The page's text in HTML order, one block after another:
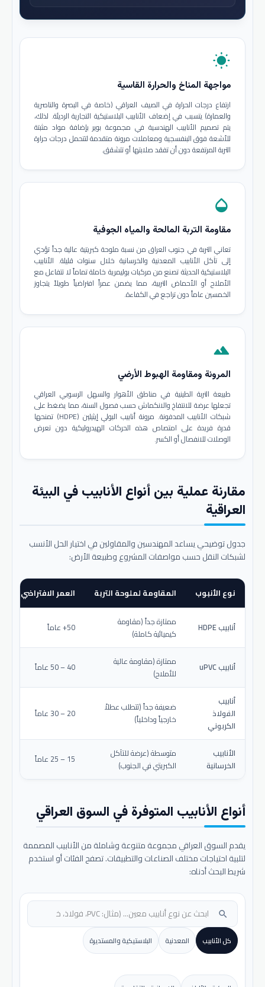
wb_sunny
مواجهة المناخ والحرارة القاسية
ارتفاع درجات الحرارة في الصيف العراقي (خاصة في البصرة والناصرية
والعمارة) يتسبب في إضعاف الأنابيب البلاستيكية التجارية الرديئة. لذلك،
يتم تصميم الأنابيب الهندسية في مجموعة بوير بإضافة مواد مثبتة
للأشعة فوق البنفسجية ومعاملات مرونة متقدمة لتتحمل درجات حرارة
التربة المرتفعة دون أن تفقد صلابتها أو تتشقق.
opacity
مقاومة التربة المالحة والمياه الجوفية
تعاني التربة في جنوب العراق من نسبة ملوحة كبريتية عالية جداً تؤدي
إلى تآكل الأنابيب المعدنية والخرسانية خلال سنوات قليلة. الأنابيب
البلاستيكية الحديثة تصنع من مركبات بوليمرية خاملة تماماً لا تتفاعل مع
الأملاح أو الأحماض التربية، مما يضمن عمراً افتراضياً طويلاً يتجاوز
الخمسين عاماً دون تراجع في الكفاءة.
terrain
المرونة ومقاومة الهبوط الأرضي
طبيعة التربة الطينية في مناطق الأهوار والسهل الرسوبي العراقي
تجعلها عرضة للانتفاخ والانكماش حسب فصول السنة، مما يضغط على
شبكات الأنابيب المدفونة. مرونة أنابيب البولي إيثيلين (HDPE) تمنحها
قدرة فريدة على امتصاص هذه الحركات الهيدروليكية دون تعرض
الوصلات للانفصال أو الكسر.
مقارنة عملية بين أنواع الأنابيب في البيئة
العراقية
جدول توضيحي يساعد المهندسين والمقاولين في اختيار الحل الأنسب
لشبكات النقل حسب مواصفات المشروع وطبيعة الأرض:
نوع الأنبوب المقاومة لملوحة التربة العمر الافتراضي
أنابيب HDPE
ممتازة جداً (مقاومة
كيميائية كاملة)
50+ عاماً
أنابيب uPVC
ممتازة (مقاومة عالية
للأملاح)
40 – 50 عاماً
أنابيب
الفولاذ
الكربوني
ضعيفة جداً (تتطلب عطلاً
خارجياً وداخلياً)
20 – 30 عاماً
الأنابيب
الخرسانية
متوسطة (عرضة للتآكل
الكبريتي في الجنوب)
15 – 25 عاماً
أنواع الأنابيب المتوفرة في السوق العراقي
يقدم السوق العراقي مجموعة متنوعة وشاملة من الأنابيب المصممة
لتلبية احتياجات مختلف الصناعات والتطبيقات. تصفح الفئات أو استخدم
شريط البحث أدناه:
search
كل الأنابيب المعدنية البلاستيكية والمستديرة